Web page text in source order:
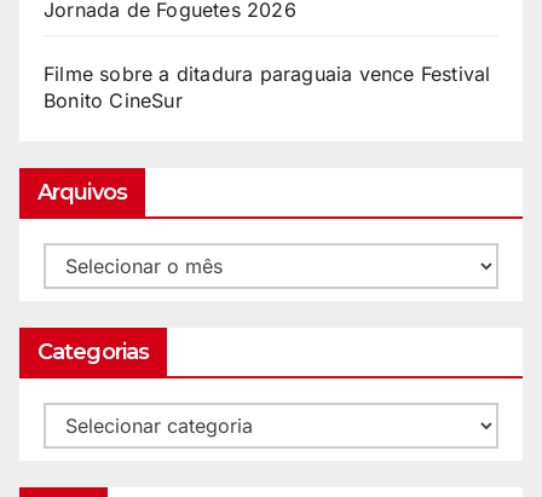
Jornada de Foguetes 2026
Filme sobre a ditadura paraguaia vence Festival
Bonito CineSur
Arquivos
Categorias